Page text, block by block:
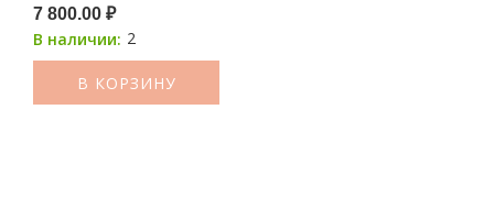
7 800.00 ₽
В наличии: 2
В КОРЗИНУ